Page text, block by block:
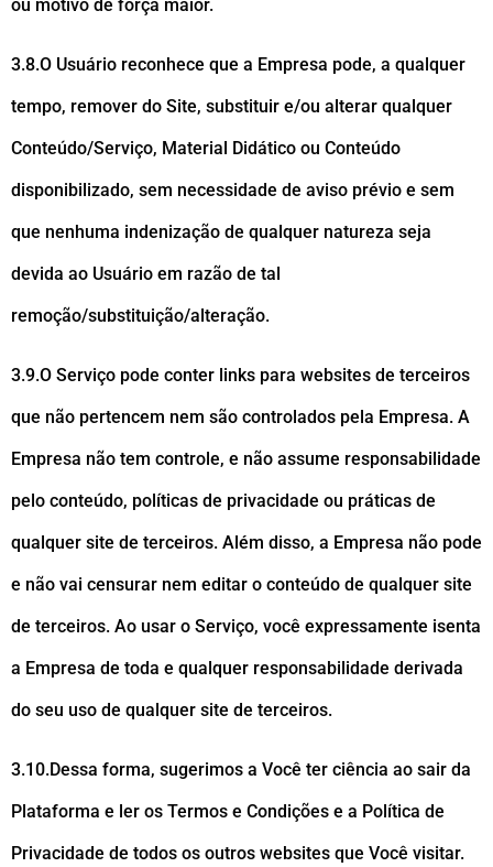
ou motivo de força maior.
3.8.O Usuário reconhece que a Empresa pode, a qualquer
tempo, remover do Site, substituir e/ou alterar qualquer
Conteúdo/Serviço, Material Didático ou Conteúdo
disponibilizado, sem necessidade de aviso prévio e sem
que nenhuma indenização de qualquer natureza seja
devida ao Usuário em razão de tal
remoção/substituição/alteração.
3.9.O Serviço pode conter links para websites de terceiros
que não pertencem nem são controlados pela Empresa. A
Empresa não tem controle, e não assume responsabilidade
pelo conteúdo, políticas de privacidade ou práticas de
qualquer site de terceiros. Além disso, a Empresa não pode
e não vai censurar nem editar o conteúdo de qualquer site
de terceiros. Ao usar o Serviço, você expressamente isenta
a Empresa de toda e qualquer responsabilidade derivada
do seu uso de qualquer site de terceiros.
3.10.Dessa forma, sugerimos a Você ter ciência ao sair da
Plataforma e ler os Termos e Condições e a Política de
Privacidade de todos os outros websites que Você visitar.